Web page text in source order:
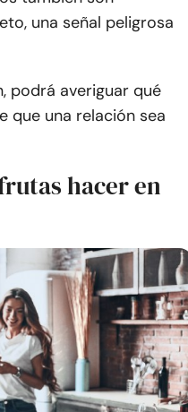
una señal peligrosa
podrá averiguar qué
que una relación sea
hacer en